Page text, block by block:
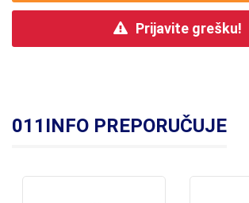
Prijavite grešku!
011INFO PREPORUČUJE